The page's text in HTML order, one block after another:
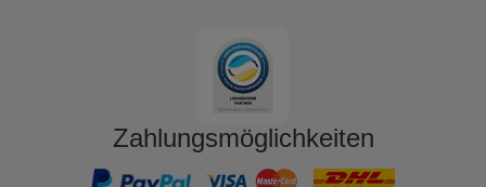
Zahlungsmöglichkeiten